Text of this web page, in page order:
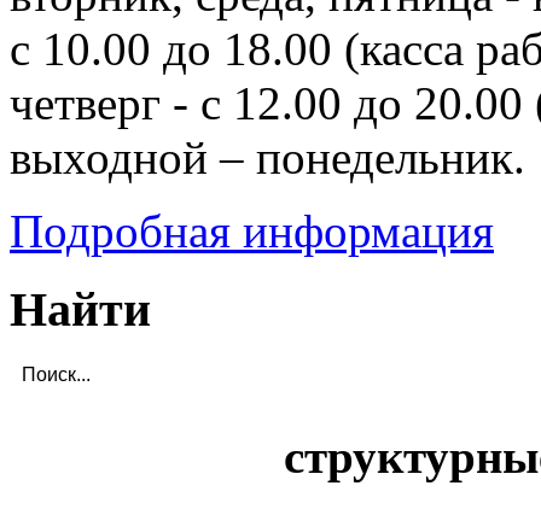
с 10.00 до 18.00 (касса
четверг - с 12.00 до
выходной – понедельник.
Подробная информация
Найти